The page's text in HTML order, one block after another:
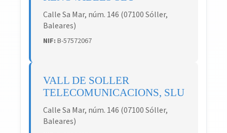
Calle Sa Mar, núm. 146 (07100 Sóller,
Baleares)
NIF:B-57572067
VALL DE SOLLER
TELECOMUNICACIONS, SLU
Calle Sa Mar, núm. 146 (07100 Sóller,
Baleares)